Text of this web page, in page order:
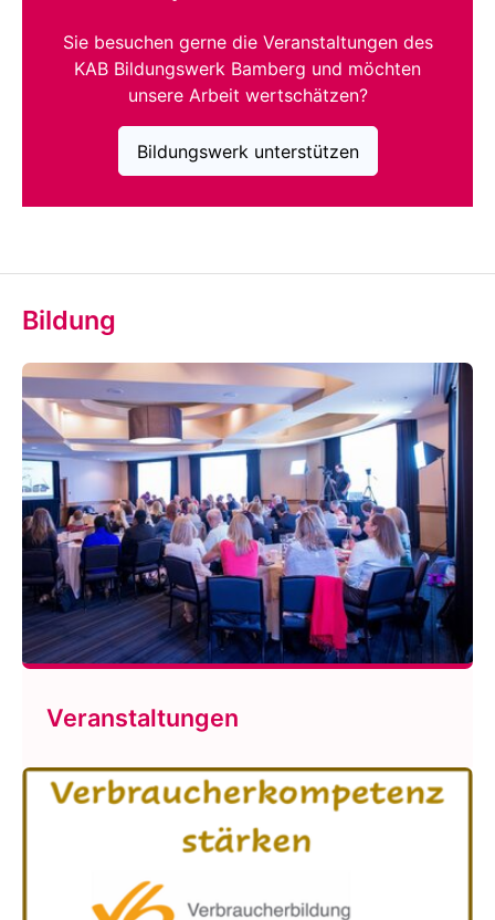
Sie besuchen gerne die Veranstaltungen des
KAB Bildungswerk Bamberg und möchten
unsere Arbeit wertschätzen?
Bildungswerk unterstützen
Bildung
Veranstaltungen